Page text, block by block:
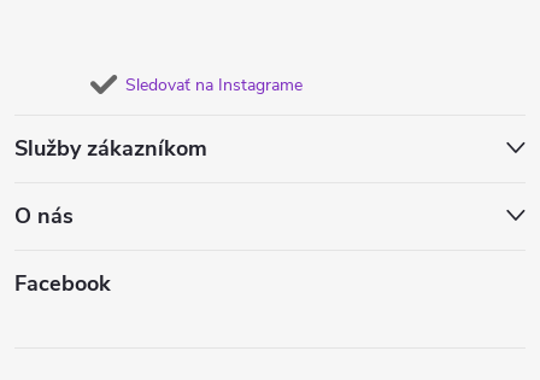
Sledovať na Instagrame
Služby zákazníkom
O nás
Facebook